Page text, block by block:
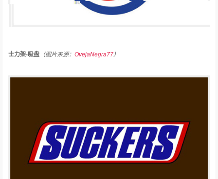
士力架-吸盘 （图片来源：OvejaNegra77）